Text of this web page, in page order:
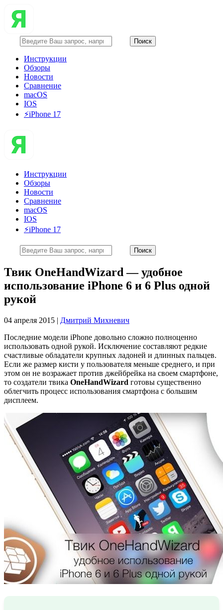
Инструкции
Обзоры
Новости
Сравнение
macOS
IOS
⚡️iPhone 17
Инструкции
Обзоры
Новости
Сравнение
macOS
IOS
⚡️iPhone 17
Твик OneHandWizard — удобное
использование iPhone 6 и 6 Plus одной
рукой
04 апреля 2015 | Дмитрий Михневич
Последние модели iPhone довольно сложно полноценно
использовать одной рукой. Исключение составляют редкие
счастливые обладатели крупных ладоней и длинных пальцев.
Если же размер кисти у пользователя меньше среднего, и при
этом он не возражает против джейбрейка на своем смартфоне,
то создатели твика OneHandWizard готовы существенно
облегчить процесс использования смартфона с большим
дисплеем.